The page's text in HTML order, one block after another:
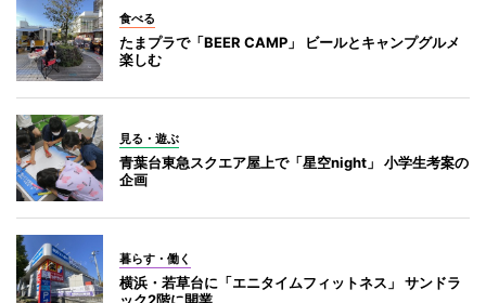
食べる
たまプラで「BEER CAMP」 ビールとキャンプグルメ
楽しむ
見る・遊ぶ
青葉台東急スクエア屋上で「星空night」 小学生考案の
企画
暮らす・働く
横浜・若草台に「エニタイムフィットネス」 サンドラ
ック2階に開業